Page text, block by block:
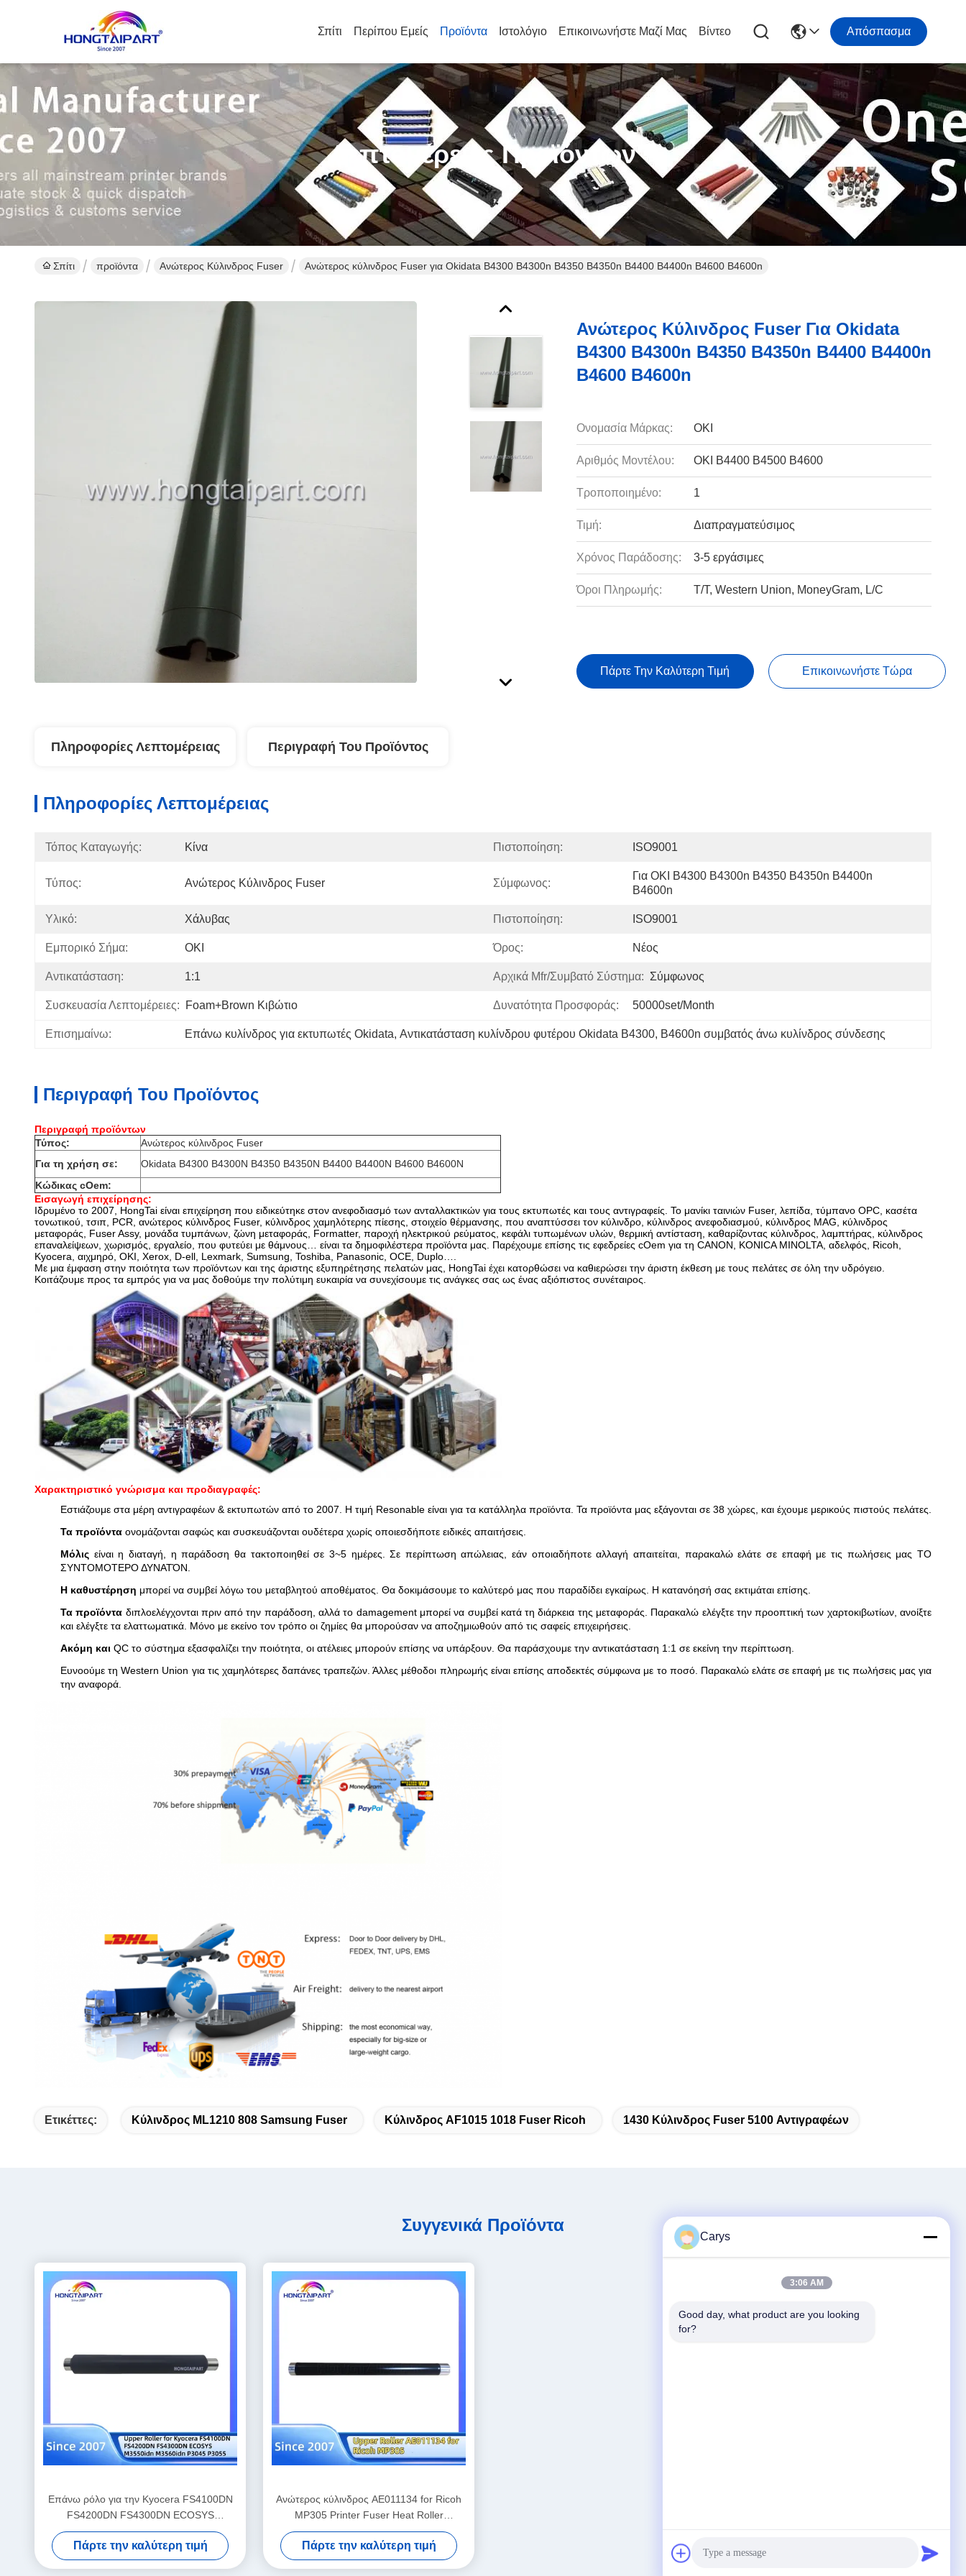
Σπίτι Περίπου Εμείς Προϊόντα Ιστολόγιο Επικοινωνήστε Μαζί Μας Βίντεο Απόσπασμα
Λεπτομέρειες Προϊόντων
Σπίτι προϊόντα Ανώτερος Κύλινδρος Fuser Ανώτερος κύλινδρος Fuser για Okidata B4300 B4300n B4350 B4350n B4400 B4400n B4600 B4600n
Ανώτερος Κύλινδρος Fuser Για Okidata
B4300 B4300n B4350 B4350n B4400 B4400n
B4600 B4600n
Ονομασία Μάρκας: OKI
Αριθμός Μοντέλου: OKI B4400 B4500 B4600
Τροποποιημένο: 1
Τιμή: Διαπραγματεύσιμος
Χρόνος Παράδοσης: 3-5 εργάσιμες
Όροι Πληρωμής: T/T, Western Union, MoneyGram, L/C
Πάρτε Την Καλύτερη Τιμή Επικοινωνήστε Τώρα
Πληροφορίες Λεπτομέρειας Περιγραφή Του Προϊόντος
Πληροφορίες Λεπτομέρειας
Τόπος Καταγωγής: Κίνα Πιστοποίηση: ISO9001
Τύπος: Ανώτερος Κύλινδρος Fuser Σύμφωνος:
Για OKI B4300 B4300n B4350 B4350n B4400n
B4600n
Υλικό: Χάλυβας Πιστοποίηση: ISO9001
Εμπορικό Σήμα: OKI Όρος: Νέος
Αντικατάσταση: 1:1 Αρχικά Mfr/συμβατό Σύστημα: Σύμφωνος
Συσκευασία Λεπτομέρειες: Foam+Brown Κιβώτιο Δυνατότητα Προσφοράς: 50000set/Month
Επισημαίνω: Επάνω κυλίνδρος για εκτυπωτές Okidata, Αντικατάσταση κυλίνδρου φυτέρου Okidata B4300, Β4600n συμβατός άνω κυλίνδρος σύνδεσης
Περιγραφή Του Προϊόντος
Περιγραφή προϊόντων
Τύπος:
Ανώτερος κύλινδρος Fuser
Για τη χρήση σε:
Okidata B4300 B4300N B4350 B4350N B4400 B4400N B4600 B4600N
Κώδικας cOem:
Εισαγωγή επιχείρησης:
Ιδρυμένο το 2007, HongTai είναι επιχείρηση που ειδικεύτηκε στον ανεφοδιασμό των ανταλλακτικών για τους εκτυπωτές και τους αντιγραφείς. Το μανίκι ταινιών Fuser, λεπίδα, τύμπανο OPC, κασέτα
τονωτικού, τσιπ, PCR, ανώτερος κύλινδρος Fuser, κύλινδρος χαμηλότερης πίεσης, στοιχείο θέρμανσης, που αναπτύσσει τον κύλινδρο, κύλινδρος ανεφοδιασμού, κύλινδρος MAG, κύλινδρος
μεταφοράς, Fuser Assy, μονάδα τυμπάνων, ζώνη μεταφοράς, Formatter, παροχή ηλεκτρικού ρεύματος, κεφάλι τυπωμένων υλών, θερμική αντίσταση, καθαρίζοντας κύλινδρος, λαμπτήρας, κύλινδρος
επαναλείψεων, χωρισμός, εργαλείο, που φυτεύει με θάμνους… είναι τα δημοφιλέστερα προϊόντα μας. Παρέχουμε επίσης τις εφεδρείες cOem για τη CANON, KONICA MINOLTA, αδελφός, Ricoh,
Kyocera, αιχμηρό, OKI, Xerox, D-ell, Lexmark, Sumsung, Toshiba, Panasonic, OCE, Duplo….
Με μια έμφαση στην ποιότητα των προϊόντων και της άριστης εξυπηρέτησης πελατών μας, HongTai έχει κατορθώσει να καθιερώσει την άριστη έκθεση με τους πελάτες σε όλη την υδρόγειο.
Κοιτάζουμε προς τα εμπρός για να μας δοθούμε την πολύτιμη ευκαιρία να συνεχίσουμε τις ανάγκες σας ως ένας αξιόπιστος συνέταιρος.
Χαρακτηριστικό γνώρισμα και προδιαγραφές:
Εστιάζουμε στα μέρη αντιγραφέων & εκτυπωτών από το 2007. Η τιμή Resonable είναι για τα κατάλληλα προϊόντα. Τα προϊόντα μας εξάγονται σε 38 χώρες, και έχουμε μερικούς πιστούς πελάτες.
Τα προϊόντα ονομάζονται σαφώς και συσκευάζονται ουδέτερα χωρίς οποιεσδήποτε ειδικές απαιτήσεις.
Μόλις είναι η διαταγή, η παράδοση θα τακτοποιηθεί σε 3~5 ημέρες. Σε περίπτωση απώλειας, εάν οποιαδήποτε αλλαγή απαιτείται, παρακαλώ ελάτε σε επαφή με τις πωλήσεις μας ΤΟ
ΣΥΝΤΟΜΟΤΕΡΟ ΔΥΝΑΤΌΝ.
Η καθυστέρηση μπορεί να συμβεί λόγω του μεταβλητού αποθέματος. Θα δοκιμάσουμε το καλύτερό μας που παραδίδει εγκαίρως. Η κατανόησή σας εκτιμάται επίσης.
Τα προϊόντα διπλοελέγχονται πριν από την παράδοση, αλλά το damagement μπορεί να συμβεί κατά τη διάρκεια της μεταφοράς. Παρακαλώ ελέγξτε την προοπτική των χαρτοκιβωτίων, ανοίξτε
και ελέγξτε τα ελαττωματικά. Μόνο με εκείνο τον τρόπο οι ζημίες θα μπορούσαν να αποζημιωθούν από τις σαφείς επιχειρήσεις.
Ακόμη και QC το σύστημα εξασφαλίζει την ποιότητα, οι ατέλειες μπορούν επίσης να υπάρξουν. Θα παράσχουμε την αντικατάσταση 1:1 σε εκείνη την περίπτωση.
Ευνοούμε τη Western Union για τις χαμηλότερες δαπάνες τραπεζών. Άλλες μέθοδοι πληρωμής είναι επίσης αποδεκτές σύμφωνα με το ποσό. Παρακαλώ ελάτε σε επαφή με τις πωλήσεις μας για
την αναφορά.
Ετικέττες: Κύλινδρος ML1210 808 Samsung Fuser Κύλινδρος AF1015 1018 Fuser Ricoh 1430 Κύλινδρος Fuser 5100 Αντιγραφέων
Συγγενικά Προϊόντα
Επάνω ρόλο για την Kyocera FS4100DN
FS4200DN FS4300DN ECOSYS
M3550idn M3560idn P3045 P3055 P3060
M3860idn M3145 M3645 M3655 M3660
P3260
Πάρτε την καλύτερη τιμή
Ανώτερος κύλινδρος AE011134 for Ricoh
MP305 Printer Fuser Heat Roller
Αναλώσιμα γραφείου
Πάρτε την καλύτερη τιμή
Carys
3:06 AM
Good day, what product are you looking
for?